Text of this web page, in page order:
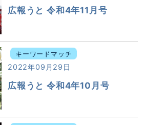
広報うと 令和4年11月号
キーワードマッチ
2022年09月29日
広報うと 令和4年10月号